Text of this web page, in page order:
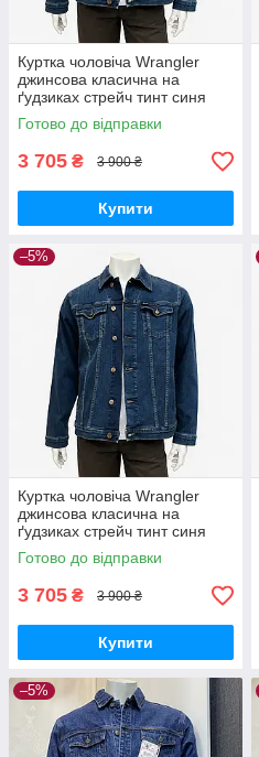
Куртка чоловіча Wrangler
джинсова класична на
ґудзиках стрейч тинт синя
Готово до відправки
3 705 ₴ 3 900 ₴
Купити
–5%
Куртка чоловіча Wrangler
джинсова класична на
ґудзиках стрейч тинт синя
Готово до відправки
3 705 ₴ 3 900 ₴
Купити
–5%